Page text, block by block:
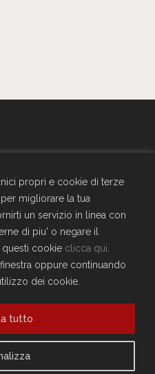
propri e cookie di terze
migliorare la tua
un servizio in linea con
di piu' o negare il
questi cookie clicca qui
oppure continuando
dei cookie.
tutto
1, 34125 Trieste
registrazione al sito
Policy